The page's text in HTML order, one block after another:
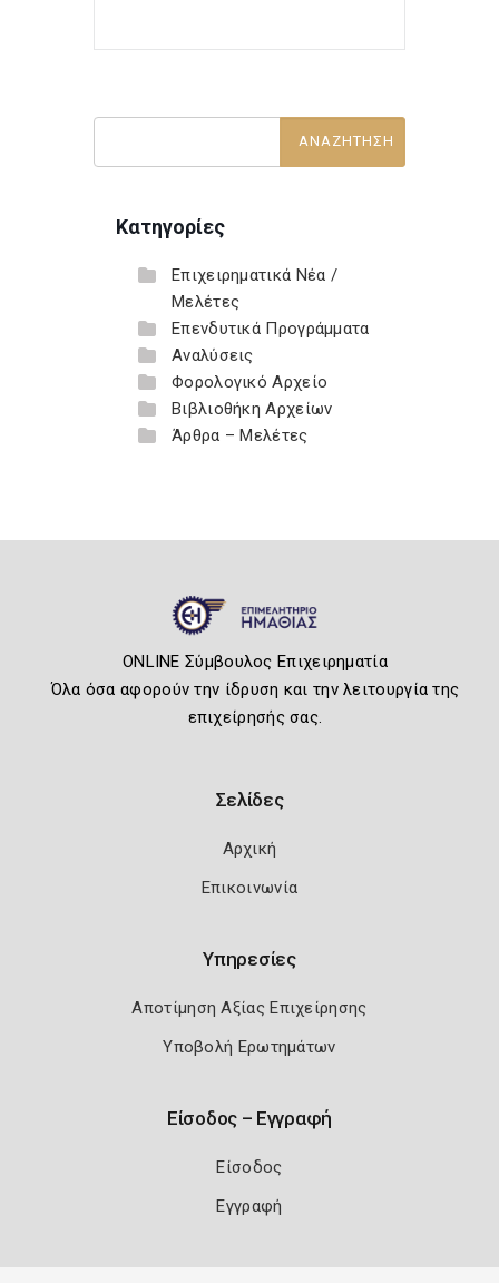
Κατηγορίες
Επιχειρηματικά Νέα /
Μελέτες
Επενδυτικά Προγράμματα
Αναλύσεις
Φορολογικό Αρχείο
Βιβλιοθήκη Αρχείων
Άρθρα – Μελέτες
ONLINE Σύμβουλος Επιχειρηματία
Όλα όσα αφορούν την ίδρυση και την λειτουργία της
επιχείρησής σας.
Σελίδες
Αρχική
Επικοινωνία
Υπηρεσίες
Αποτίμηση Αξίας Επιχείρησης
Υποβολή Ερωτημάτων
Είσοδος – Εγγραφή
Είσοδος
Εγγραφή